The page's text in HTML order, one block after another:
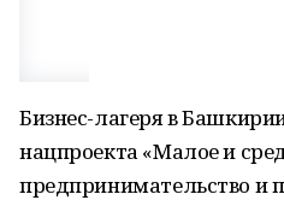
Бизнес-лагеря в
нацпроекта «Малое и
предпринимательство и